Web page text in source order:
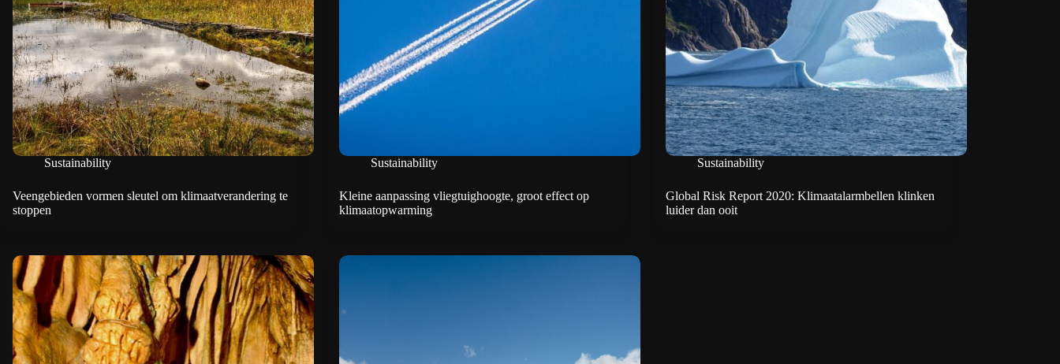
Sustainability
Veengebieden vormen sleutel om klimaatverandering te
stoppen
Sustainability
Kleine aanpassing vliegtuighoogte, groot effect op
klimaatopwarming
Sustainability
Global Risk Report 2020: Klimaatalarmbellen klinken
luider dan ooit